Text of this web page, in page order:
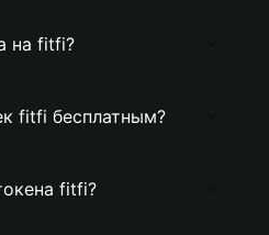
на fitfi?
fitfi бесплатным?
fitfi?